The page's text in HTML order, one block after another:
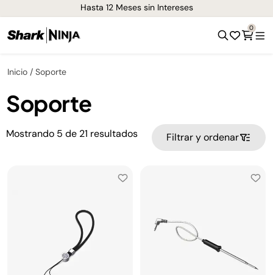
Hasta 12 Meses sin Intereses
0
Inicio Soporte
Soporte
Mostrando 5 de 21 resultados Filtrar y ordenar